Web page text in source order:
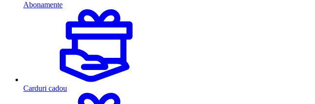
Abonamente
Carduri cadou